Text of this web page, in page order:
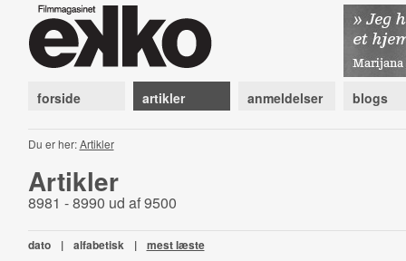
forside artikler anmeldelser blogs
Du er her:Artikler
Artikler
8981 - 8990 ud af 9500
dato | alfabetisk | mest læste